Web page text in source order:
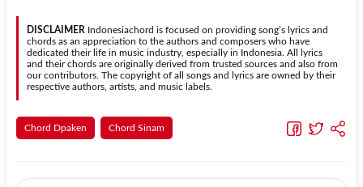
dipelajari oleh pemula tanpa menghilangkan struktur dasar lagu.
DISCLAIMER Indonesiachord is focused on providing song’s lyrics and
chords as an appreciation to the authors and composers who have
dedicated their life in music industry, especially in Indonesia. All lyrics
and their chords are originally derived from trusted sources and also from
our contributors. The copyright of all songs and lyrics are owned by their
respective authors, artists, and music labels.
Chord Dpaken Chord Sinam